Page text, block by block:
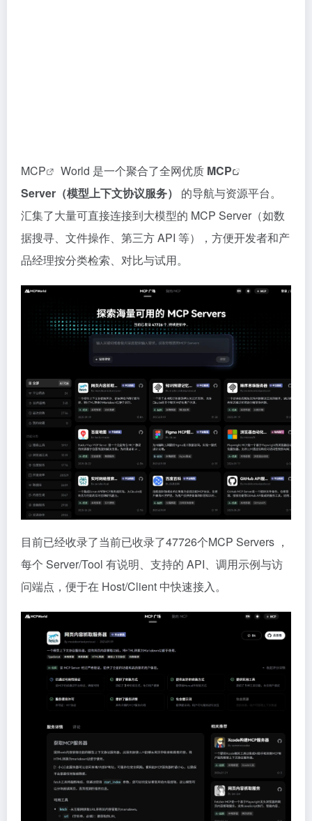
MCP World 是一个聚合了全网优质 MCP
Server（模型上下文协议服务）
的导航与资源平台。
汇集了大量可直接连接到大模型的 MCP Server（如数
据搜寻、文件操作、第三方 API 等），方便开发者和产
品经理按分类检索、对比与试用。
目前已经收录了当前已收录了47726个MCP Servers ，
每个 Server/Tool 有说明、支持的 API、调用示例与访
问端点，便于在 Host/Client 中快速接入。